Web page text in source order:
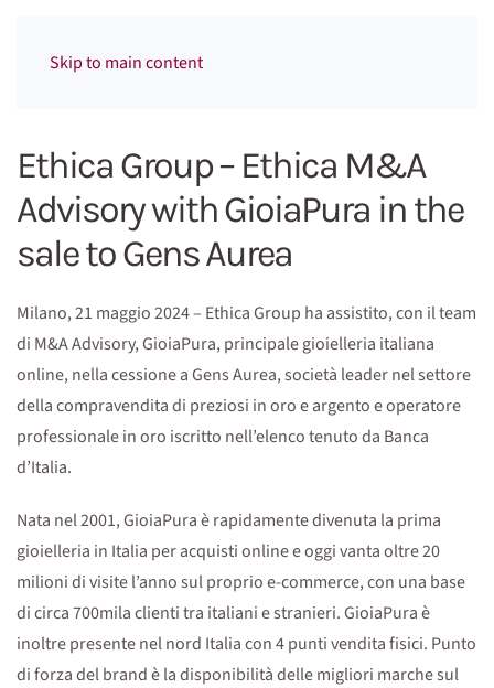
Skip to main content
Ethica Group – Ethica M&A
Advisory with GioiaPura in the
sale to Gens Aurea
Milano, 21 maggio 2024 – Ethica Group ha assistito, con il team
di M&A Advisory, GioiaPura, principale gioielleria italiana
online, nella cessione a Gens Aurea, società leader nel settore
della compravendita di preziosi in oro e argento e operatore
professionale in oro iscritto nell’elenco tenuto da Banca
d’Italia.
Nata nel 2001, GioiaPura è rapidamente divenuta la prima
gioielleria in Italia per acquisti online e oggi vanta oltre 20
milioni di visite l’anno sul proprio e-commerce, con una base
di circa 700mila clienti tra italiani e stranieri. GioiaPura è
inoltre presente nel nord Italia con 4 punti vendita fisici. Punto
di forza del brand è la disponibilità delle migliori marche sul